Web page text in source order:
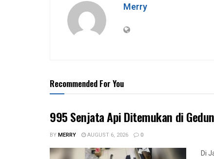
Merry
Recommended For You
995 Senjata Api Ditemukan di
BYMERRY AUGUST 6, 2026 0
Di